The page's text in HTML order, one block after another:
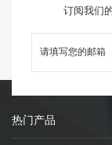
订阅我们
热门产品